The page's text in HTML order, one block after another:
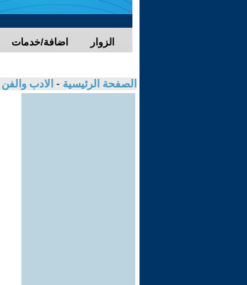
اضافة/خدمات الزوار
الصفحة الرئيسية - الادب والفن